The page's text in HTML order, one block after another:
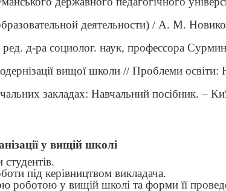
деятельности) / А. М.
д-ра социолог. наук, профессора
вищої школи // Проблеми освіти:
закладах: Навчальний посібник. –
у вищій школі
під керівництвом викладача.
роботою у вищій школі та форми її